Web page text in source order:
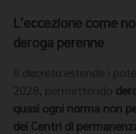
L’eccezione come
deroga perenne
Il decreto estende i
2028, permettendo
quasi ogni norma non
dei Centri di